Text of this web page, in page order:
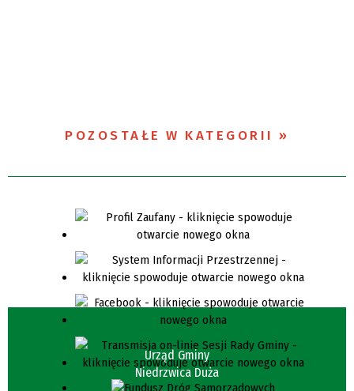
POZOSTAŁE W KATEGORII
Urząd Gminy
Niedrzwica Duża